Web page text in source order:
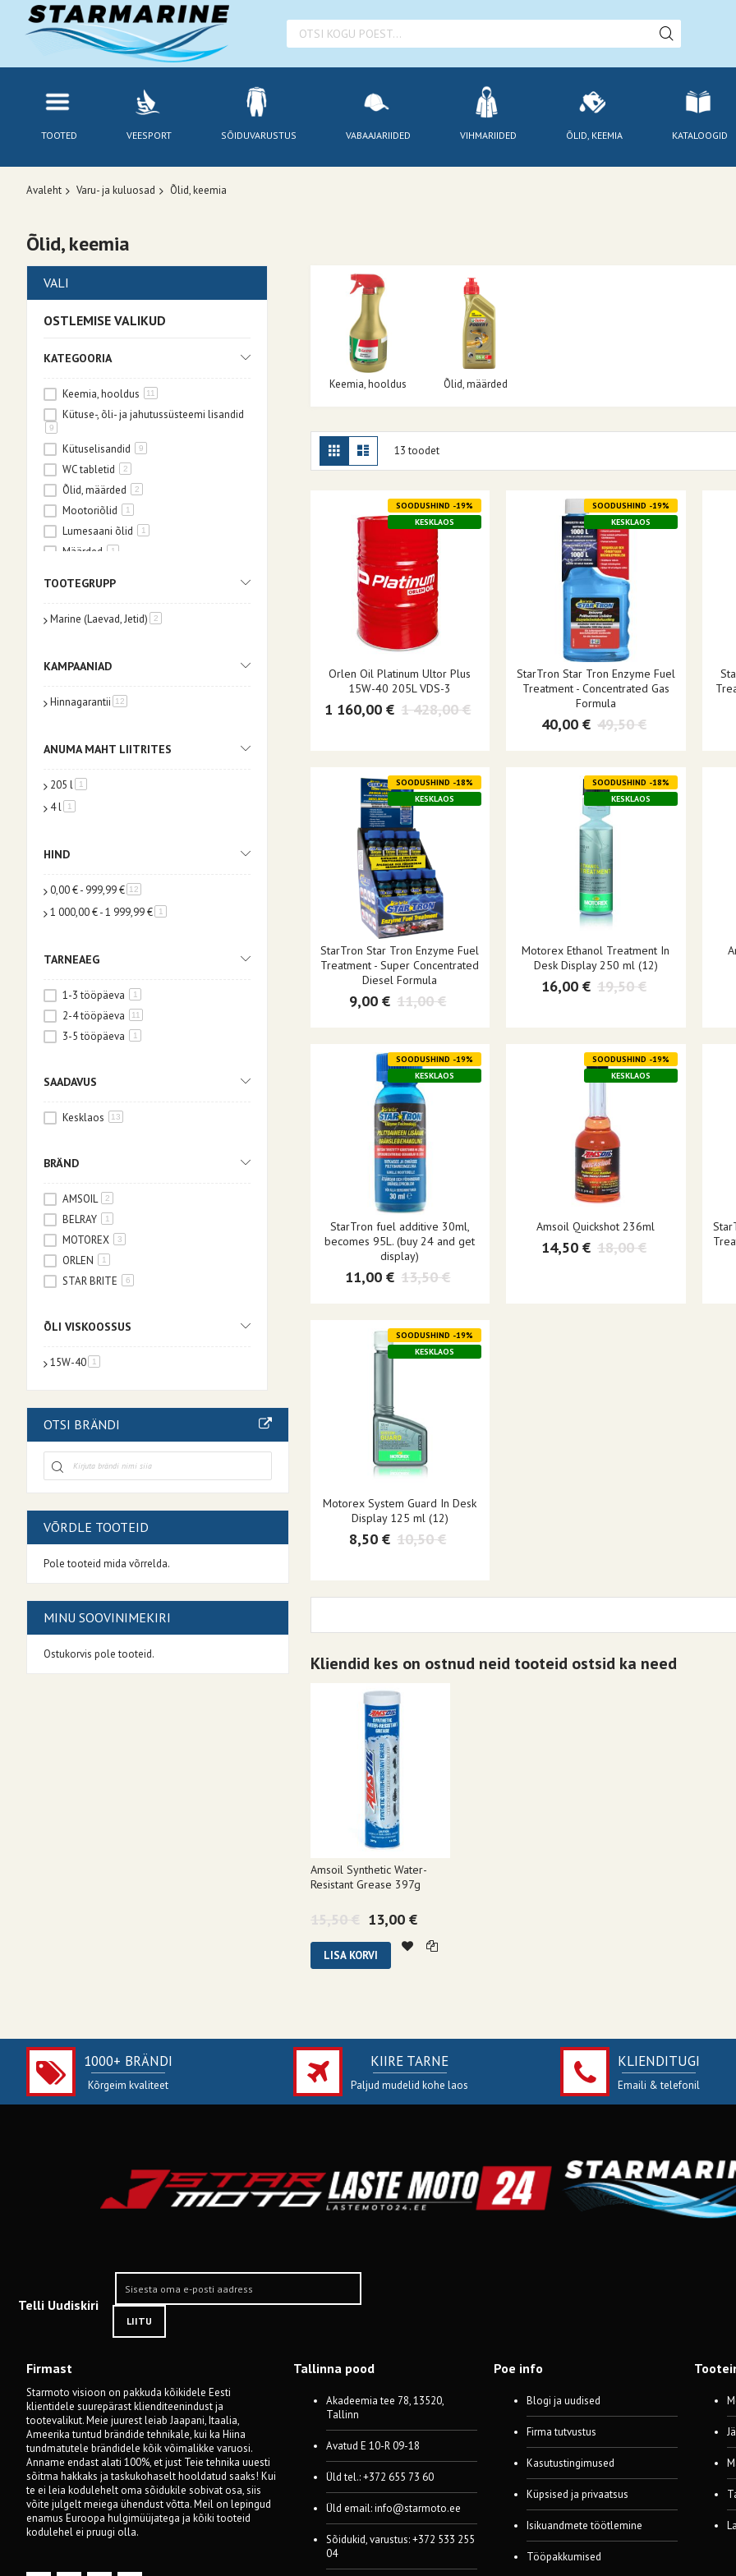
TOOTED VEESPORT SÕIDUVARUSTUS VABAAJARIIDED VIHMARIIDED ÕLID, KEEMIA KATALOOGID
Avaleht Varu- ja kuluosad Õlid, keemia
Õlid, keemia
Keemia, hooldus Õlid, määrded
Kuvamisviis
RuudustikNimekiri
13toodet
SOODUSHIND -19%
KESKLAOS
Orlen Oil Platinum Ultor Plus
15W-40 205L VDS-3
1 160,00 € 1 428,00 €
SOODUSHIND -19%
KESKLAOS
StarTron Star Tron Enzyme Fuel
Treatment - Concentrated Gas
Formula
40,00 € 49,50 €
SOODUSHIND -18%
KESKLAOS
StarTron Star Tron Enzyme Fuel
Treatment - Super Concentrated
Diesel Formula
9,00 € 11,00 €
SOODUSHIND -18%
KESKLAOS
Motorex Ethanol Treatment In
Desk Display 250 ml (12)
16,00 € 19,50 €
SOODUSHIND -19%
KESKLAOS
StarTron fuel additive 30ml,
becomes 95L. (buy 24 and get
display)
11,00 € 13,50 €
SOODUSHIND -19%
KESKLAOS
Amsoil Quickshot 236ml
14,50 € 18,00 €
SOODUSHIND -19%
KESKLAOS
Motorex System Guard In Desk
Display 125 ml (12)
8,50 € 10,50 €
Kliendid kes on ostnud neid tooteid ostsid ka need
Amsoil Synthetic Water-
Resistant Grease 397g
13,00 €
15,50 €
LISA KORVI
VALI
OSTLEMISE VALIKUD
KATEGOORIA
Keemia, hooldus 11
Kütuse-, õli- ja jahutussüsteemi lisandid
9
Kütuselisandid 9
WC tabletid 2
Õlid, määrded 2
Mootoriõlid 1
Lumesaani õlid 1
Määrded 1
TOOTEGRUPP
Marine (Laevad, Jetid) 2toode
KAMPAANIAD
Hinnagarantii 12
ANUMA MAHT LIITRITES
205 l 1
4 l 1
HIND
0,00 €- 999,99 € 12
1 000,00 €-1 999,99 € 1
TARNEAEG
1-3 tööpäeva 1
2-4 tööpäeva 11
3-5 tööpäeva 1
SAADAVUS
Kesklaos 13
BRÄND
AMSOIL 2
BELRAY 1
MOTOREX 3
ORLEN 1
STAR BRITE 6
ÕLI VISKOOSSUS
15W-40 1
OTSI BRÄNDI
VÕRDLE TOOTEID
Pole tooteid mida võrrelda.
MINU SOOVINIMEKIRI
Ostukorvis pole tooteid.
1000+ BRÄNDI
Kõrgeim kvaliteet
KIIRE TARNE
Paljud mudelid kohe laos
KLIENDITUGI
Emaili & telefonil
Telli Uudiskiri
LIITU
Firmast
Starmoto visioon on pakkuda kõikidele Eesti
klientidele suurepärast klienditeenindust ja
tootevalikut. Meie juurest leiab Jaapani, Itaalia,
Ameerika tuntud brändide tehnikale, kui ka Hiina
tundmatutele brändidele kõik võimalikke varuosi.
Anname endast alati 100%, et just Teie tehnika uuesti
sõitma hakkaks ja taskukohaselt hooldatud saaks! Kui
te ei leia kodulehelt oma sõidukile sobivat osa, siis
võite julgelt meiega ühendust võtta. Meil on lepingud
enamus Euroopa hulgimüüjatega ja kõiki tooteid
kodulehel ei pruugi olla.
Tallinna pood
Akadeemia tee 78, 13520,
Tallinn
Avatud E 10-R 09-18
Üld tel.: +372 655 73 60
Üld email:info@starmoto.ee
Sõidukid, varustus: +372 533 255
04
Poe info
Blogi ja uudised
Firma tutvustus
Kasutustingimused
Küpsised ja privaatsus
Isikuandmete töötlemine
Tööpakkumised